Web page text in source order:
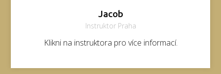
Jacob
Instruktor Praha
Klikni na instruktora pro více informací.